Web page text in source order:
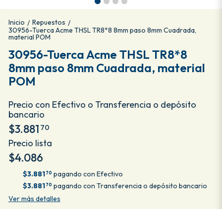
Inicio / Repuestos /
30956-Tuerca Acme THSL TR8*8 8mm paso 8mm Cuadrada,
material POM
30956-Tuerca Acme THSL TR8*8
8mm paso 8mm Cuadrada, material
POM
Precio con Efectivo o Transferencia o depósito
bancario
$3.881 70
Precio lista
$4.086
$3.881 70 pagando con Efectivo
$3.881 70 pagando con Transferencia o depósito bancario
Ver más detalles